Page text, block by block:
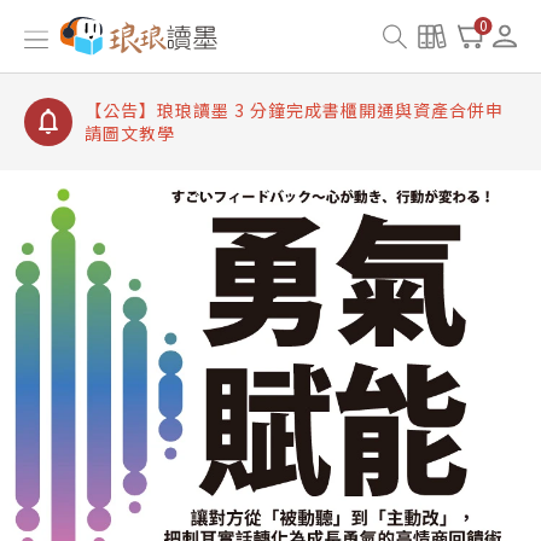
0
【公告】琅琅讀墨書櫃開通常見問題
【公告】琅琅讀墨 3 分鐘完成書櫃開通與資產合併申
【公告】琅琅書店服務升級重要說明及資產合併結果
查詢